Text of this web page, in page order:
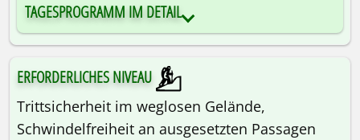
TAGESPROGRAMM IM DETAIL
ERFORDERLICHES NIVEAU
Trittsicherheit im weglosen Gelände,
Schwindelfreiheit an ausgesetzten Passagen